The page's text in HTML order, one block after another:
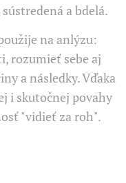
a bdelá.
na anlýzu:
rozumieť sebe aj
a následky. Vďaka
i skutočnej povahy
"vidieť za roh".